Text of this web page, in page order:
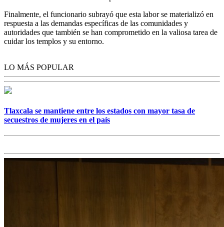
Finalmente, el funcionario subrayó que esta labor se materializó en
respuesta a las demandas específicas de las comunidades y
autoridades que también se han comprometido en la valiosa tarea de
cuidar los templos y su entorno.
LO MÁS POPULAR
Tlaxcala se mantiene entre los estados con mayor tasa de
secuestros de mujeres en el país